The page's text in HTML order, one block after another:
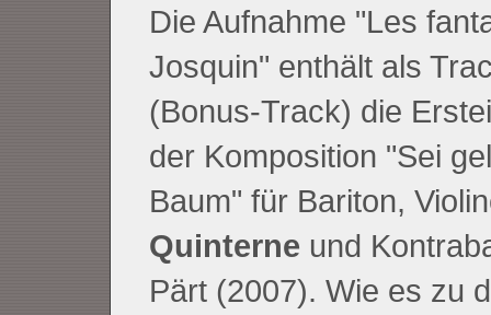
Die Aufnahme "Les
Josquin" enthält als
(Bonus-Track) die
der Komposition "Sei
Baum" für Bariton,
Quinterne und
Pärt (2007). Wie es zu